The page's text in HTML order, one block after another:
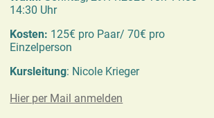
14:30 Uhr
Kosten: 125€ pro Paar/ 70€ pro
Einzelperson
Kursleitung: Nicole Krieger
Hier per Mail anmelden